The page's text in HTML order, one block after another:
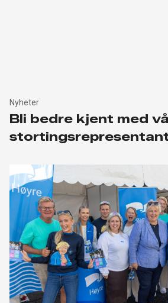
Nyheter
Bli bedre kjent med